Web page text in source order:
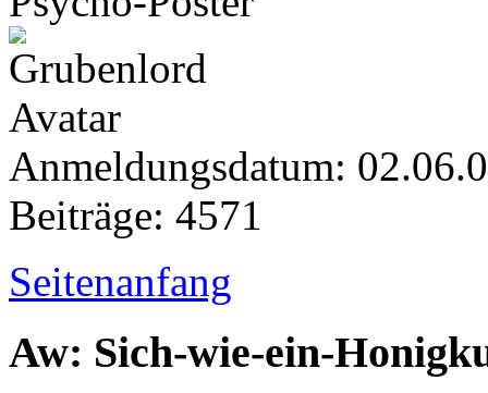
Anmeldungsdatum:
Beiträge: 4571
Seitenanfang
Aw: Sich-wie-ein-